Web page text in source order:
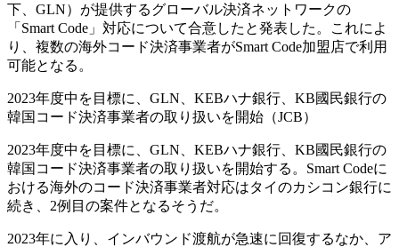
下、GLN）が提供するグローバル決済ネットワークの
「Smart Code」対応について合意したと発表した。これによ
り、複数の海外コード決済事業者がSmart Code加盟店で利用
可能となる。
2023年度中を目標に、GLN、KEBハナ銀行、KB國民銀行の
韓国コード決済事業者の取り扱いを開始（JCB）
2023年度中を目標に、GLN、KEBハナ銀行、KB國民銀行の
韓国コード決済事業者の取り扱いを開始する。Smart Codeに
おける海外のコード決済事業者対応はタイのカシコン銀行に
続き、2例目の案件となるそうだ。
2023年に入り、インバウンド渡航が急速に回復するなか、ア